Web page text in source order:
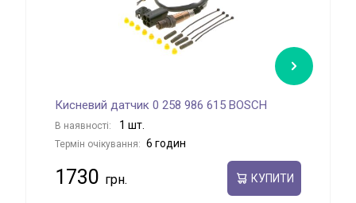
Кисневий датчик 0 258 986 615 BOSCH
В наявності: 1 шт.
Термін очікування: 6 годин
1730 КУПИТИ